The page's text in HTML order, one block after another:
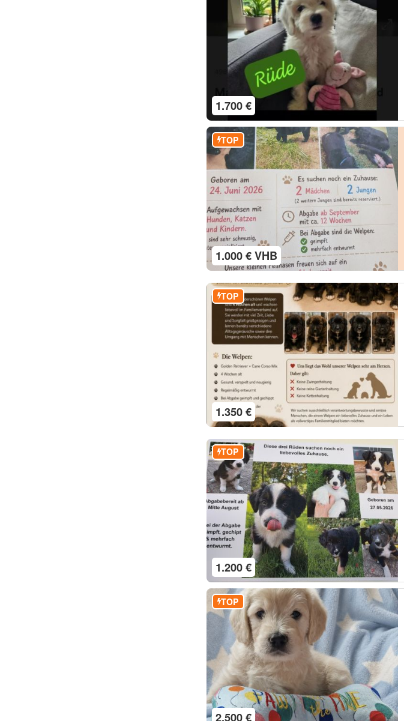
1.700 €
1.000 € VHB
TOP
1.350 €
TOP
1.200 €
TOP
2.500 €
TOP